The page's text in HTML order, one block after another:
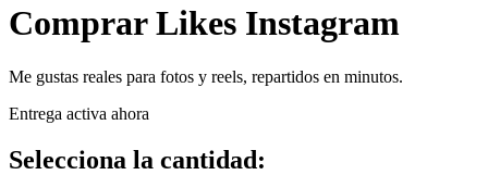
Comprar Likes Instagram
Me gustas reales para fotos y reels, repartidos en minutos.
Entrega activa ahora
Selecciona la cantidad: